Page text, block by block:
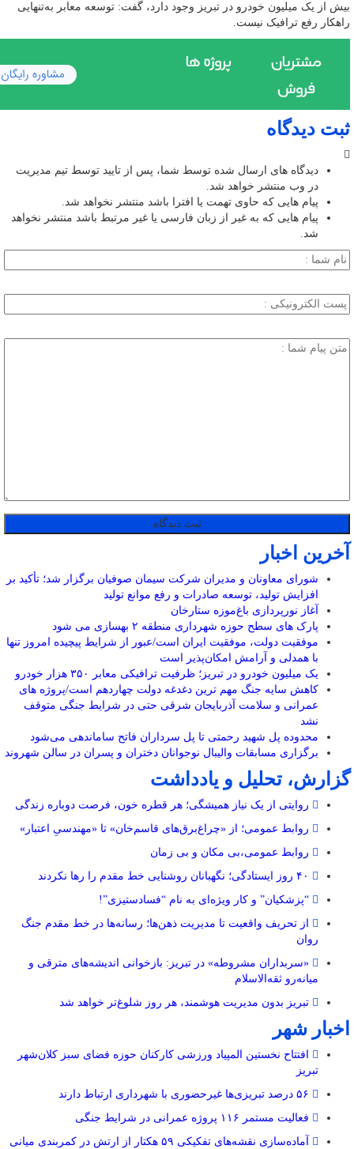
بیش از یک میلیون خودرو در تبریز وجود دارد، گفت: توسعه معابر به‌تنهایی
راهکار رفع ترافیک نیست.
ثبت دیدگاه
دیدگاه های ارسال شده توسط شما، پس از تایید توسط تیم مدیریت
در وب منتشر خواهد شد.
پیام هایی که حاوی تهمت یا افترا باشد منتشر نخواهد شد.
پیام هایی که به غیر از زبان فارسی یا غیر مرتبط باشد منتشر نخواهد
شد.
آخرین اخبار
شورای معاونان و مدیران شرکت سیمان صوفیان برگزار شد؛ تأکید بر
افزایش تولید، توسعه صادرات و رفع موانع تولید
آغاز نورپردازی باغ‌موزه ستارخان
پارک های سطح حوزه شهرداری منطقه ۲ بهسازی می شود
موفقیت دولت، موفقیت ایران است/عبور از شرایط پیچیده امروز تنها
با همدلی و آرامش امکان‌پذیر است
یک میلیون خودرو در تبریز؛ ظرفیت ترافیکی معابر ۳۵۰ هزار خودرو
کاهش سایه جنگ مهم ‌ترین دغدغه دولت چهاردهم است/پروژه ‌های
عمرانی و سلامت آذربایجان شرقی حتی در شرایط جنگی متوقف
نشد
محدوده پل شهید رحمتی تا پل سرداران فاتح ساماندهی می‌شود
برگزاری مسابقات والیبال نوجوانان دختران و پسران در سالن شهروند
گزارش، تحلیل و یادداشت
روایتی از یک نیاز همیشگی؛ هر قطره خون، فرصت دوباره زندگی
روابط عمومی؛ از «چراغ‌برق‌های قاسم‌خان» تا «مهندسیِ اعتبار»
روابط عمومی،بی مکان و بی زمان
“پزشکیان” و کار ویژه‌ای به نام “فسادستیزی”!
از تحریف واقعیت تا مدیریت ذهن‌ها؛ رسانه‌ها در خط مقدم جنگ
روان
«سربداران مشروطه» در تبریز: بازخوانی اندیشه‌های مترقی و
میانه‌رو ثقه‌الاسلام
تبریز بدون مدیریت هوشمند، هر روز شلوغ‌تر خواهد شد
اخبار شهر
افتتاح نخستین المپیاد ورزشی کارکنان حوزه فضای سبز کلان‌شهر
تبریز
فعالیت مستمر ۱۱۶ پروژه عمرانی در شرایط جنگی
آماده‌سازی نقشه‌های تفکیکی ۵۹ هکتار از ارتش در کمربندی میانی